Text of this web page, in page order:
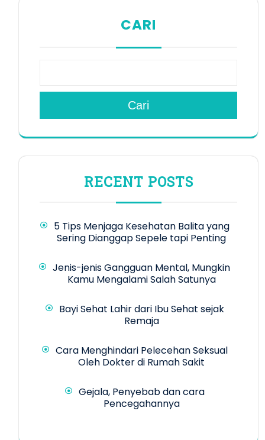
CARI
Cari
RECENT POSTS
5 Tips Menjaga Kesehatan Balita yang
Sering Dianggap Sepele tapi Penting
Jenis-jenis Gangguan Mental, Mungkin
Kamu Mengalami Salah Satunya
Bayi Sehat Lahir dari Ibu Sehat sejak
Remaja
Cara Menghindari Pelecehan Seksual
Oleh Dokter di Rumah Sakit
Gejala, Penyebab dan cara
Pencegahannya